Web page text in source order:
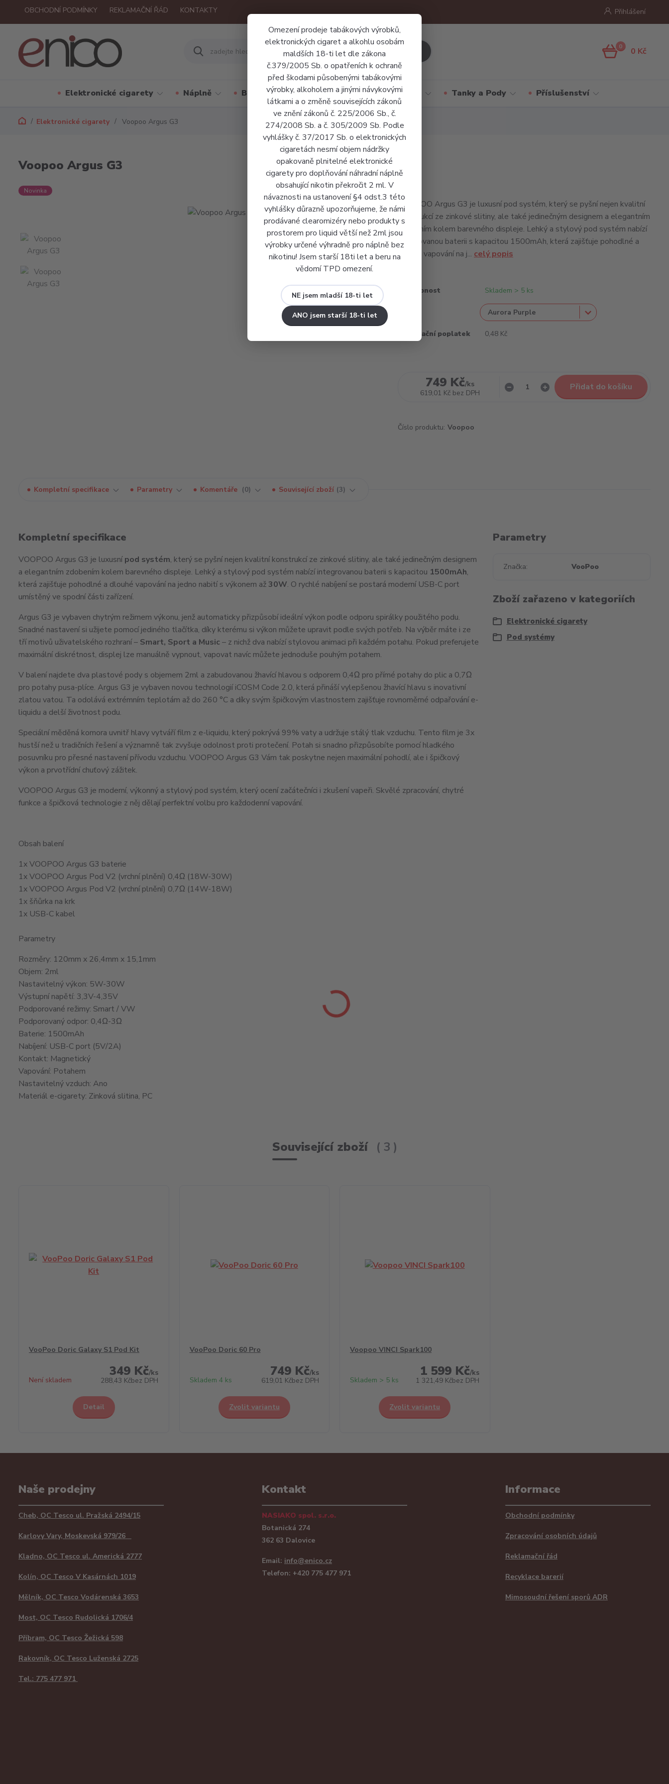
Omezení prodeje tabákových výrobků,
elektronických cigaret a alkohlu osobám
maldších 18-ti let dle zákona
č.379/2005 Sb. o opatřeních k ochraně
před škodami působenými tabákovými
výrobky, alkoholem a jinými návykovými
látkami a o změně souvisejících zákonů
ve znění zákonů č. 225/2006 Sb., č.
274/2008 Sb. a č. 305/2009 Sb. Podle
vyhlášky č. 37/2017 Sb. o elektronických
cigaretách nesmí objem nádržky
opakovaně plnitelné elektronické
cigarety pro doplňování náhradní náplně
obsahující nikotin překročit 2 ml. V
návaznosti na ustanovení §4 odst.3 této
vyhlášky důrazně upozorňujeme, že námi
prodávané clearomizéry nebo produkty s
prostorem pro liquid větší než 2ml jsou
výrobky určené výhradně pro náplně bez
nikotinu! Jsem starší 18ti let a beru na
vědomí TPD omezení.
NE jsem mladší 18-ti let
ANO jsem starší 18-ti let
OBCHODNÍ PODMÍNKY REKLAMAČNÍ ŘÁD KONTAKTY Přihlášení
0 0 Kč
Elektronické cigarety Náplně Báze a příchutě Jednorázové cigarety Tanky a Pody Příslušenství
Elektronické cigarety Voopoo Argus G3
Voopoo Argus G3
Novinka
VOOPOO Argus G3 je luxusní pod systém, který se pyšní nejen kvalitní
konstrukcí ze zinkové slitiny, ale také jedinečným designem a elegantním
zdobením kolem barevného displeje. Lehký a stylový pod systém nabízí
integrovanou baterii s kapacitou 1500mAh, která zajišťuje pohodlné a
dlouhé vapování na j... celý popis
Dostupnost Skladem > 5 ks
Recyklační poplatek 0,48 Kč
749 Kč/ks
619,01 Kč bez DPH
Přidat do košíku
Číslo produktu: Voopoo
Kompletní specifikace Parametry Komentáře 0 Související zboží 3
Kompletní specifikace
VOOPOO Argus G3 je luxusnípod systém, který se pyšní nejen kvalitní konstrukcí ze zinkové slitiny, ale také jedinečným designem
a elegantním zdobením kolem barevného displeje. Lehký a stylový pod systém nabízí integrovanou baterii s kapacitou 1500mAh,
která zajišťuje pohodlné a dlouhé vapování na jedno nabití s výkonem až30W. O rychlé nabíjení se postará moderní USB-C port
umístěný ve spodní části zařízení.
Argus G3 je vybaven chytrým režimem výkonu, jenž automaticky přizpůsobí ideální výkon podle odporu spirálky použitého podu.
Snadné nastavení si užijete pomocí jediného tlačítka, díky kterému si výkon můžete upravit podle svých potřeb. Na výběr máte i ze
tří motivů uživatelského rozhraní – Smart, Sport a Music– z nichž dva nabízí stylovou animaci při každém potahu. Pokud preferujete
maximální diskrétnost, displej lze manuálně vypnout, vapovat navíc můžete jednoduše pouhým potahem.
V balení najdete dva plastové pody s objemem 2ml a zabudovanou žhavící hlavou s odporem 0,4Ω pro přímé potahy do plic a 0,7Ω
pro potahy pusa-plíce. Argus G3 je vybaven novou technologií iCOSM Code 2.0, která přináší vylepšenou žhavící hlavu s inovativní
zlatou vatou. Ta odolává extrémním teplotám až do 260 °C a díky svým špičkovým vlastnostem zajišťuje rovnoměrné odpařování e-
liquidu a delší životnost podu.
Speciální měděná komora uvnitř hlavy vytváří film z e-liquidu, který pokrývá 99% vaty a udržuje stálý tlak vzduchu. Tento film je 3x
hustší než u tradičních řešení a významně tak zvyšuje odolnost proti protečení. Potah si snadno přizpůsobíte pomocí hladkého
posuvníku pro přesné nastavení přívodu vzduchu. VOOPOO Argus G3 Vám tak poskytne nejen maximální pohodlí, ale i špičkový
výkon a prvotřídní chuťový zážitek.
VOOPOO Argus G3 je moderní, výkonný a stylový pod systém, který ocení začátečníci i zkušení vapeři. Skvělé zpracování, chytré
funkce a špičková technologie z něj dělají perfektní volbu pro každodenní vapování.
Obsah balení
1x VOOPOO Argus G3 baterie
1x VOOPOO Argus Pod V2 (vrchní plnění) 0,4Ω (18W-30W)
1x VOOPOO Argus Pod V2 (vrchní plnění) 0,7Ω (14W-18W)
1x šňůrka na krk
1x USB-C kabel
Parametry
Rozměry: 120mm x 26,4mm x 15,1mm
Objem: 2ml
Nastavitelný výkon: 5W-30W
Výstupní napětí: 3,3V-4,35V
Podporované režimy: Smart / VW
Podporovaný odpor: 0,4Ω-3Ω
Baterie: 1500mAh
Nabíjení: USB-C port (5V/2A)
Kontakt: Magnetický
Vapování: Potahem
Nastavitelný vzduch: Ano
Materiál e-cigarety: Zinková slitina, PC
Parametry
Značka VooPoo
Zboží zařazeno v kategoriích
Elektronické cigarety
Pod systémy
Související zboží 3
VooPoo Doric Galaxy S1 Pod Kit
349 Kč/ks
288,43 Kčbez DPH
Není skladem
Detail
VooPoo Doric 60 Pro
749 Kč/ks
619,01 Kčbez DPH
Skladem 4 ks
Zvolit variantu
Voopoo VINCI Spark100
1 599 Kč/ks
1 321,49 Kčbez DPH
Skladem > 5 ks
Zvolit variantu
Naše prodejny
Cheb, OC Tesco ul. Pražská 2494/15
Karlovy Vary, Moskevská 979/26
Kladno, OC Tesco ul. Americká 2777
Kolín, OC Tesco V Kasárnách 1019
Mělník, OC Tesco Vodárenská 3653
Most, OC Tesco Rudolická 1706/4
Příbram, OC Tesco Žežická 598
Rakovník, OC Tesco Luženská 2725
Tel.: 775 477 971
Kontakt
NASIAKO spol. s.r.o.
Botanická 274
362 63 Dalovice
Email: info@enico.cz
Telefon: +420 775 477 971
Informace
Obchodní podmínky
Zpracování osobních údajů
Reklamační řád
Recyklace barerií
Mimosoudní řešení sporů ADR